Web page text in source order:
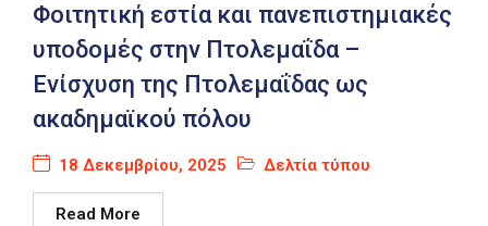
Φοιτητική εστία και πανεπιστημιακές
υποδομές στην Πτολεμαΐδα –
Ενίσχυση της Πτολεμαΐδας ως
ακαδημαϊκού πόλου
18 Δεκεμβρίου, 2025 Δελτία τύπου
Read More